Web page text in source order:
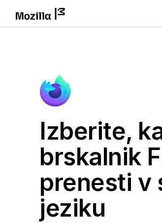
Izberite,
brskalnik
prenesti v
jeziku